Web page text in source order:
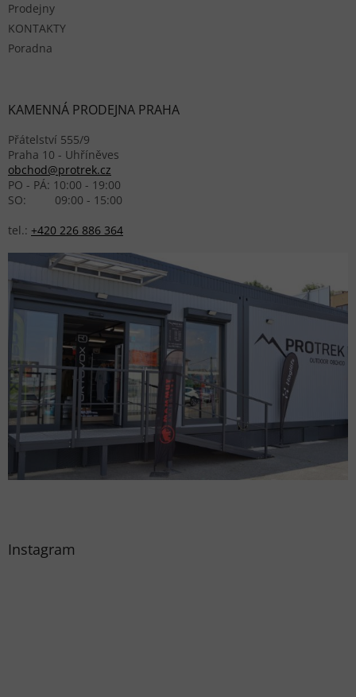
Prodejny
KONTAKTY
Poradna
KAMENNÁ PRODEJNA PRAHA
Přátelství 555/9
Praha 10 - Uhříněves
obchod@protrek.cz
PO - PÁ: 10:00 - 19:00
SO: 09:00 - 15:00
tel.: +420 226 886 364
Instagram